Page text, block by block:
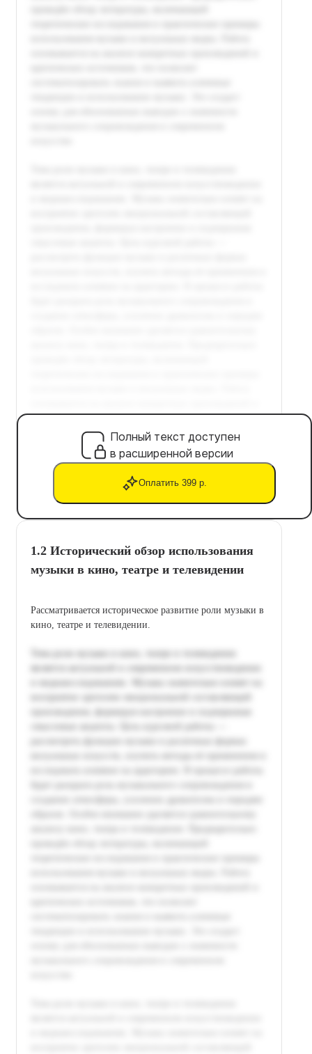
Полный текст доступен
в расширенной версии
Оплатить 399 р.
1.2 Исторический обзор использования
музыки в кино, театре и телевидении
Рассматривается историческое развитие роли музыки в
кино, театре и телевидении.